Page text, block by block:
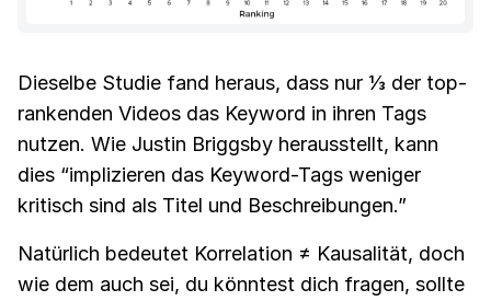
Dieselbe Studie fand heraus, dass nur ⅓ der top-
rankenden Videos das Keyword in ihren Tags
nutzen. Wie Justin Briggsby herausstellt, kann
dies “implizieren das Keyword-Tags weniger
kritisch sind als Titel und Beschreibungen.”
Natürlich bedeutet Korrelation ≠ Kausalität, doch
wie dem auch sei, du könntest dich fragen, sollte